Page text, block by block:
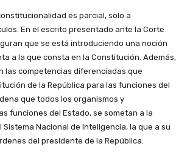
es parcial, solo a
En el escrito presentado ante la Corte
que se está introduciendo una noción
a la que consta en la Constitución. Además,
las competencias diferenciadas que
de la República para las funciones del
que todos los organismos y
funciones del Estado, se sometan a la
Nacional de Inteligencia, la que a su
del presidente de la República.